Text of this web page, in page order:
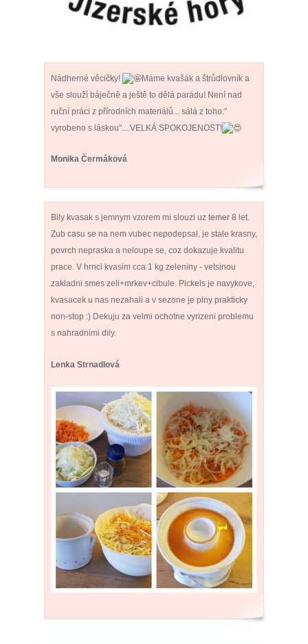
Nádherné věcičky!
Máme kvašák a štrůdlovník a
vše slouží báječně a ještě to dělá parádu! Není nad
ruční práci z přírodních materiálů... sálá z toho:"
vyrobeno s láskou"....VELKÁ SPOKOJENOST!
Monika Čermáková
Bily kvasak s jemnym vzorem mi slouzi uz temer 8 let.
Zub casu se na nem vubec nepodepsal, je stale krasny,
povrch nepraska a neloupe se, coz dokazuje kvalitu
prace. V hrnci kvasim cca 1 kg zeleniny - vetsinou
zakladni smes zeli+mrkev+cibule. Pickels je navykove,
kvasacek u nas nezahali a v sezone je plny prakticky
non-stop :) Dekuju za velmi ochotne vyrizeni problemu
s nahradnimi dily.
Lenka Strnadlová